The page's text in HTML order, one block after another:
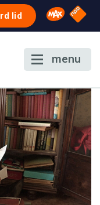
lid Omroep
NPO
menu